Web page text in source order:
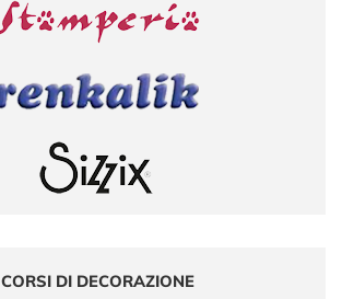
CORSI DI DECORAZIONE